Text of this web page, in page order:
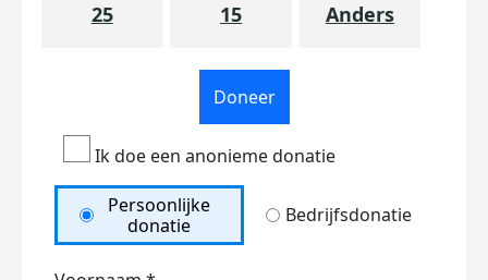
25 15 Anders
Doneer
Ik doe een anonieme donatie
Persoonlijke
donatie
Bedrijfsdonatie